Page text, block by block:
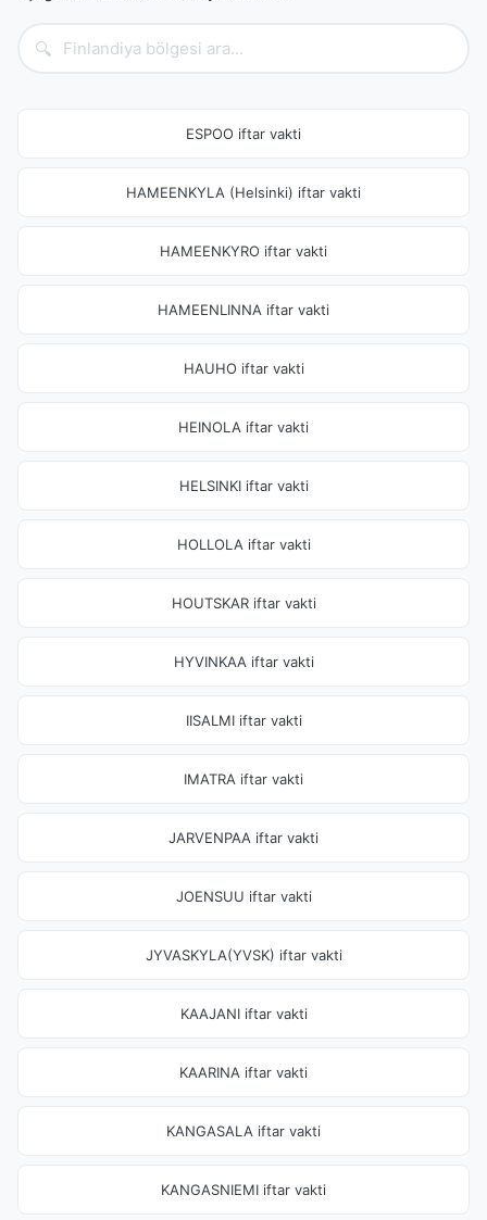
🔍
ESPOO iftar vakti
HAMEENKYLA (Helsinki) iftar vakti
HAMEENKYRO iftar vakti
HAMEENLINNA iftar vakti
HAUHO iftar vakti
HEINOLA iftar vakti
HELSINKI iftar vakti
HOLLOLA iftar vakti
HOUTSKAR iftar vakti
HYVINKAA iftar vakti
IISALMI iftar vakti
IMATRA iftar vakti
JARVENPAA iftar vakti
JOENSUU iftar vakti
JYVASKYLA(YVSK) iftar vakti
KAAJANI iftar vakti
KAARINA iftar vakti
KANGASALA iftar vakti
KANGASNIEMI iftar vakti